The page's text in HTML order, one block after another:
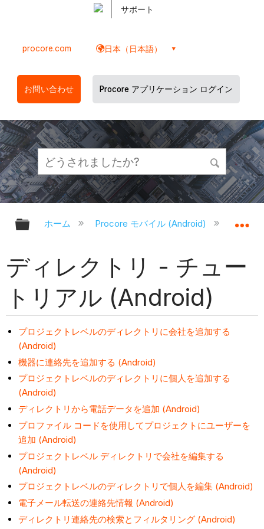
サポート
procore.com 日本（日本語）
お問い合わせ Procore アプリケーション ログイン
グローバル階層を展開/折りたたむ
ホーム Procore モバイル (Android)
ディレクトリ - チュー
トリアル (Android)
プロジェクトレベルのディレクトリに会社を追加する
(Android)
機器に連絡先を追加する (Android)
プロジェクトレベルのディレクトリに個人を追加する
(Android)
ディレクトリから電話データを追加 (Android)
プロファイル コードを使用してプロジェクトにユーザーを
追加 (Android)
プロジェクトレベル ディレクトリで会社を編集する
(Android)
プロジェクトレベルのディレクトリで個人を編集 (Android)
電子メール転送の連絡先情報 (Android)
ディレクトリ連絡先の検索とフィルタリング (Android)